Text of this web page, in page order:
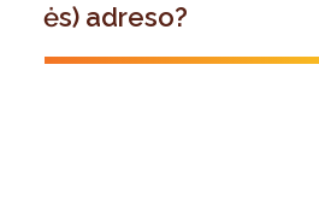
ės) adreso?